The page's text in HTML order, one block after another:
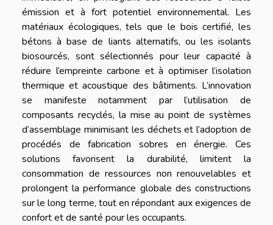
émission et à fort potentiel environnemental. Les
matériaux écologiques, tels que le bois certifié, les
bétons à base de liants alternatifs, ou les isolants
biosourcés, sont sélectionnés pour leur capacité à
réduire l’empreinte carbone et à optimiser l’isolation
thermique et acoustique des bâtiments. L’innovation
se manifeste notamment par l’utilisation de
composants recyclés, la mise au point de systèmes
d’assemblage minimisant les déchets et l’adoption de
procédés de fabrication sobres en énergie. Ces
solutions favorisent la durabilité, limitent la
consommation de ressources non renouvelables et
prolongent la performance globale des constructions
sur le long terme, tout en répondant aux exigences de
confort et de santé pour les occupants.